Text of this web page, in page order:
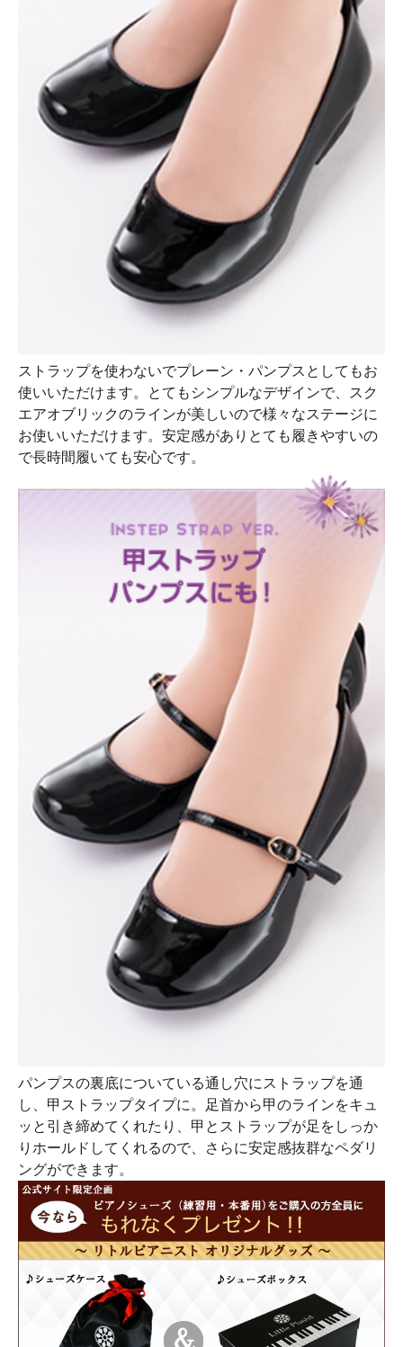
ストラップを使わないでプレーン・パンプスとしてもお
使いいただけます。とてもシンプルなデザインで、スク
エアオブリックのラインが美しいので様々なステージに
お使いいただけます。安定感がありとても履きやすいの
で長時間履いても安心です。
パンプスの裏底についている通し穴にストラップを通
し、甲ストラップタイプに。足首から甲のラインをキュ
ッと引き締めてくれたり、甲とストラップが足をしっか
りホールドしてくれるので、さらに安定感抜群なペダリ
ングができます。